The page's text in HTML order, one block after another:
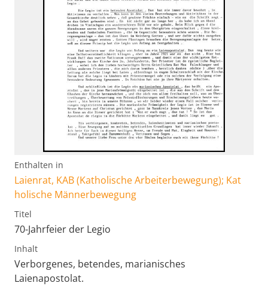
Enthalten in
Laienrat, KAB (Katholische Arbeiterbewegung); Kat
holische Männerbewegung
Titel
70-Jahrfeier der Legio
Inhalt
Verborgenes, betendes, marianisches
Laienapostolat.